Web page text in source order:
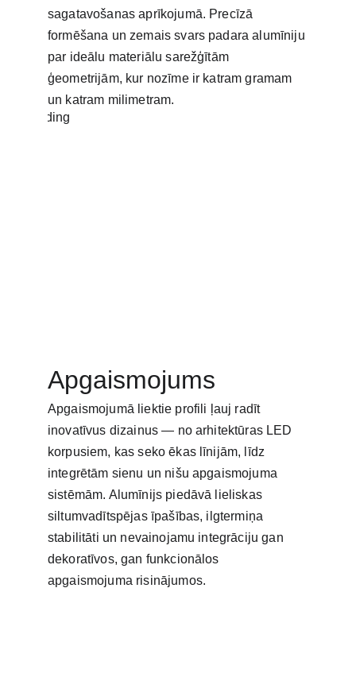
sagatavošanas aprīkojumā. Precīzā
formēšana un zemais svars padara alumīniju
par ideālu materiālu sarežģītām
ģeometrijām, kur nozīme ir katram gramam
un katram milimetram.
Apgaismojums
Apgaismojumā liektie profili ļauj radīt
inovatīvus dizainus — no arhitektūras LED
korpusiem, kas seko ēkas līnijām, līdz
integrētām sienu un nišu apgaismojuma
sistēmām. Alumīnijs piedāvā lieliskas
siltumvadītspējas īpašības, ilgtermiņa
stabilitāti un nevainojamu integrāciju gan
dekoratīvos, gan funkcionālos
apgaismojuma risinājumos.